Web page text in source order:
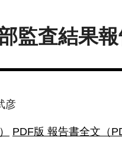
監査結果
彦
PDF版 報告書全文（